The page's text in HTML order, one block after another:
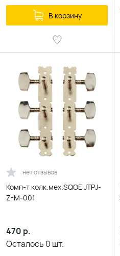
В корзину
нет отзывов
Комп-т колк.мех.SQOE JTPJ-
Z-M-001
470 р.
Осталось 0 шт.